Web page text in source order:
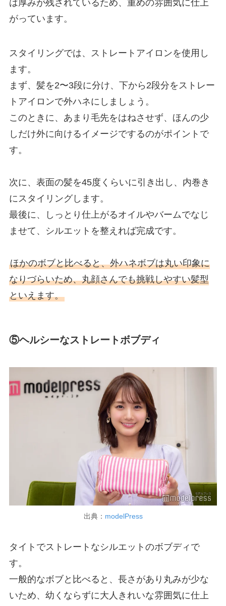
は厚みが残されているため、重めの雰囲気に仕上
がっています。
スタイリングでは、ストレートアイロンを使用し
ます。
まず、髪を2〜3段に分け、下から2段分をストレー
トアイロンで外ハネにしましょう。
このときに、あまり毛先をはねさせず、ほんの少
しだけ外に向けるイメージでするのがポイントで
す。
次に、表面の髪を45度くらいに引き出し、内巻き
にスタイリングします。
最後に、しっとり仕上がるオイルやバームでなじ
ませて、シルエットを整えれば完成です。
ほかのボブと比べると、外ハネボブは丸い印象に
なりづらいため、丸顔さんでも挑戦しやすい髪型
といえます。
⑤ヘルシーなストレートボブディ
出典： modelPress
タイトでストレートなシルエットのボブディで
す。
一般的なボブと比べると、長さがあり丸みが少な
いため、幼くならずに大人きれいな雰囲気に仕上